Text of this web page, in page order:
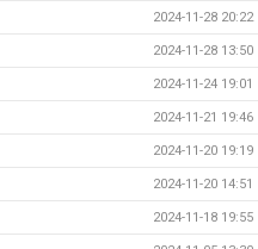
2024-11-28 20:22
2024-11-28 13:50
2024-11-24 19:01
2024-11-21 19:46
2024-11-20 19:19
2024-11-20 14:51
2024-11-18 19:55